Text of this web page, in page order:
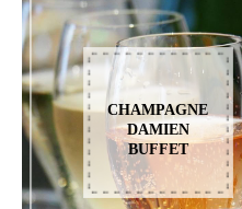
CHAMPAGNE
DAMIEN
BUFFET